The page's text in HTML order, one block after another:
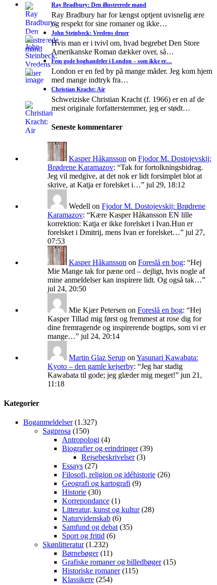
Ray Bradbury: Den illustrerede mand
Ray Bradbury har for længst optjent uvisnelig ære
og respekt for sine romaner og ikke…
John Steinbeck: Vredens druer
Hvis man er i tvivl om, hvad begrebet Den Store
Amerikanske Roman dækker over, så…
Fem gode boghandeler i London – som ikke er…
London er en fed by på mange måder. Jeg kom hjem
med mange indtryk fra…
Christian Kracht: Air
Schweiziske Christian Kracht (f. 1966) er en af de
mest originale forfatterstemmer, jeg er stødt…
Seneste kommentarer
Kasper Håkansson on Fjodor M. Dostojevskij:
Brødrene Karamazov: “Tak for fortolkningsbidrag.
Jeg vil medgive, at det nok er lidt forsimplet blot at
skrive, at Katja er forelsket i…” jul 29, 18:12
Wedell on Fjodor M. Dostojevskij: Brødrene
Karamazov: “Kære Kasper Håkansson EN lille
korrektion: Katja er ikke forelsket i Ivan.Hun er
forelsket i Dmitrij, mens Ivan er forelsket…” jul 27,
07:53
Kasper Håkansson on Foreslå en bog: “Hej
Mie Mange tak for pæne ord – dejligt, hvis nogle af
mine anmeldelser kan inspirere lidt. Og også tak…”
jul 24, 20:50
Mie Kjær Petersen on Foreslå en bog: “Hej
Kasper Tillad mig først og fremmest at rose dig for
dine fremragende og inspirerende bogtips, som vi er
mange…” jul 24, 20:14
Martin Glaz Serup onYasunari Kawabata:
Kyoto – den gamle kejserby: “Jeg har stadig
Kawabata til gode; jeg glæder mig meget!” jun 21,
11:18
Kategorier
Boganmeldelser(1.327)
Sagprosa (150)
Antropologi (4)
Biografier og erindringer(39)
Rejsebeskrivelser(3)
Essays (27)
Filosofi, religion og idéhistorie (26)
Geografi og kartografi (9)
Historie (30)
Korrepondance (1)
Litteratur, kunst og kultur(28)
Naturvidenskab (6)
Samfund og debat (35)
Sport og fritid (6)
Skønlitteratur(1.232)
Børnebøger(11)
Grafiske romaner og billedbøger(15)
Historiske romaner(115)
Klassikere (254)